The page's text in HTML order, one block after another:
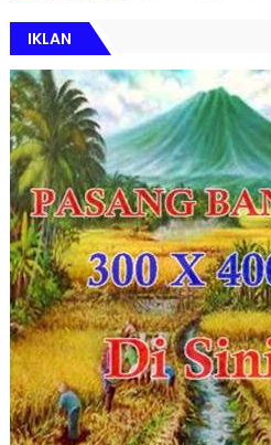
IKLAN